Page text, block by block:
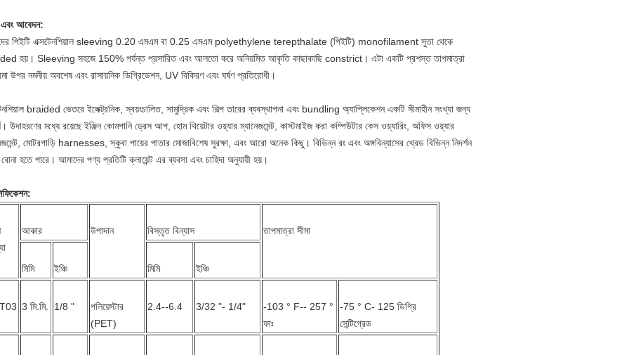
এবং আবেদন:
পিইটি এক্সটেনশিয়াল sleeving 0.20 এমএম বা 0.25 এমএম polyethylene terepthalate (পিইটি) monofilament সুতা থেকে
হয়। Sleeving সহজে 150% পর্যন্ত প্রসারিত এবং আলতো করে অনিয়মিত আকৃতি কাছাকাছি constrict। এটা একটি প্রশস্ত তাপমাত্রা
উপর নমনীয় অবশেষ এবং রাসায়নিক ডিগ্রিডেশন, UV বিকিরণ এবং ঘর্ষণ প্রতিরোধী।
braided ভেতরে ইলেক্ট্রনিক, স্বয়ংচালিত, সামুদ্রিক এবং শিল্প তারের ব্যবস্থাপনা এবং bundling অ্যাপ্লিকেশন একটি সীমাহীন সংখ্যা জন্য
উদাহরণের মধ্যে রয়েছে ইঞ্জিন কোমপানি ড্রেস আপ, হোম থিয়েটার ওয়্যার ম্যানেজমেন্ট, কাস্টমাইজ করা কম্পিউটার কেস ওয়্যারিং, অফিস ওয়্যার
মোটরগাড়ি harnesses, স্কুবা পায়ের পাতার মোজাবিশেষ সুরক্ষা, এবং আরো অনেক কিছু। বিভিন্ন রং এবং অঙ্গবিন্যাসের থ্রেড বিভিন্ন নিদর্শন
হতে পারে। আমাদের পণ্য প্রতিটি ক্লায়েন্ট এর ব্যবসা এবং চাহিদা অনুযায়ী হয়।
আকার উপাদান বিস্তৃত বিন্যাস তাপমাত্রা সীমা
মিমি ইঞ্চি মিমি ইঞ্চি
3 মি.মি. 1/8 "
পলিয়েস্টার
(PET)
2.4--6.4 3/32 "- 1/4"
-103 ° F-- 257 °
ফাঃ
-75 ° C- 125 ডিগ্রি
সেন্টিগ্রেড